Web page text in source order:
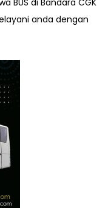
BUS di Bandara CGK
anda dengan